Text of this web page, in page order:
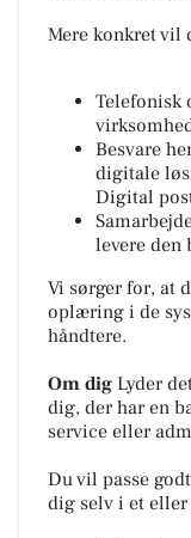
Mere konkret vil
Telefonisk
Besvare
digitale
Digital
levere den
Vi sørger for, at
oplæring i de
håndtere.
Om dig Lyder
dig, der har en
service eller
Du vil passe
dig selv i et eller